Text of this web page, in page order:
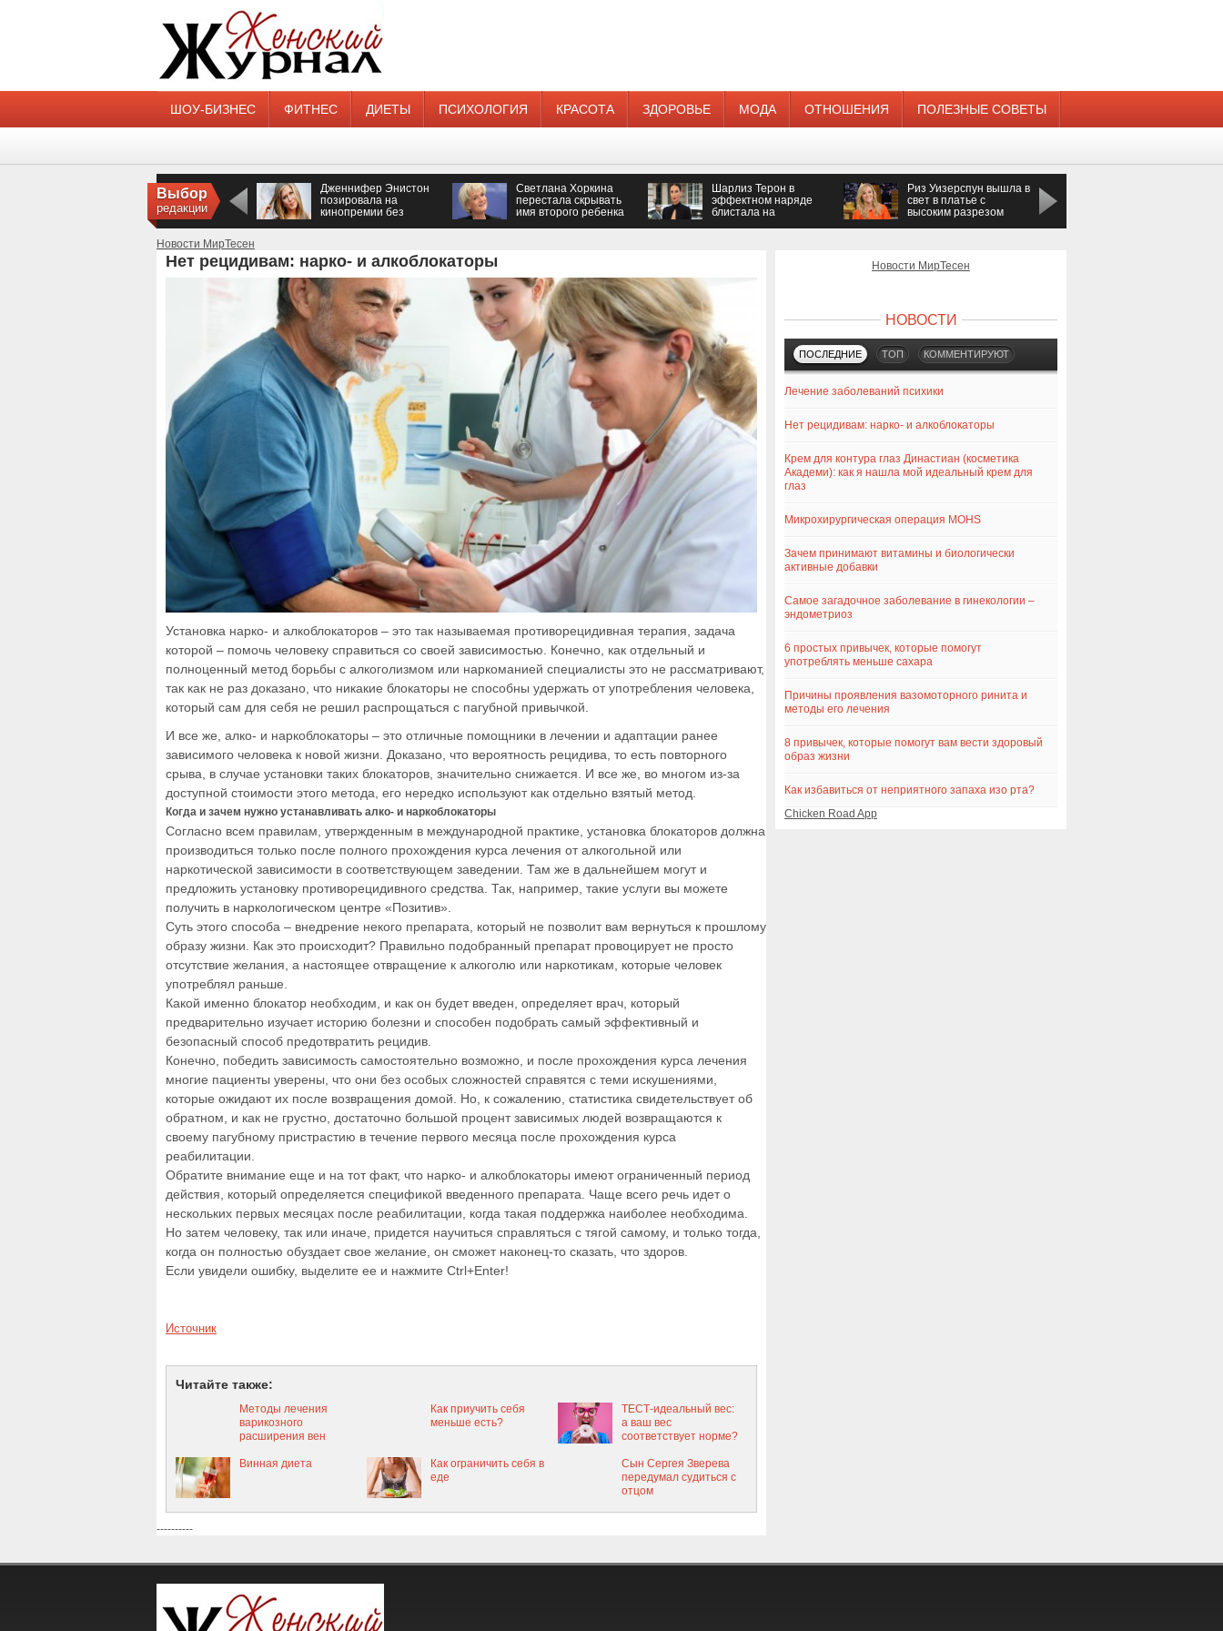
ШОУ-БИЗНЕС ФИТНЕС ДИЕТЫ ПСИХОЛОГИЯ КРАСОТА ЗДОРОВЬЕ МОДА ОТНОШЕНИЯ ПОЛЕЗНЫЕ СОВЕТЫ
Выбор
редакции
Дженнифер Энистон
позировала на
кинопремии без
Светлана Хоркина
перестала скрывать
имя второго ребенка
Шарлиз Терон в
эффектном наряде
блистала на
Риз Уизерспун вышла в
свет в платье с
высоким разрезом
Новости МирТесен
Нет рецидивам: нарко- и алкоблокаторы
Установка нарко- и алкоблокаторов – это так называемая противорецидивная терапия, задача
которой – помочь человеку справиться со своей зависимостью. Конечно, как отдельный и
полноценный метод борьбы с алкоголизмом или наркоманией специалисты это не рассматривают,
так как не раз доказано, что никакие блокаторы не способны удержать от употребления человека,
который сам для себя не решил распрощаться с пагубной привычкой.
И все же, алко- и наркоблокаторы – это отличные помощники в лечении и адаптации ранее
зависимого человека к новой жизни. Доказано, что вероятность рецидива, то есть повторного
срыва, в случае установки таких блокаторов, значительно снижается. И все же, во многом из-за
доступной стоимости этого метода, его нередко используют как отдельно взятый метод.
Когда и зачем нужно устанавливать алко- и наркоблокаторы
Согласно всем правилам, утвержденным в международной практике, установка блокаторов должна
производиться только после полного прохождения курса лечения от алкогольной или
наркотической зависимости в соответствующем заведении. Там же в дальнейшем могут и
предложить установку противорецидивного средства. Так, например, такие услуги вы можете
получить в наркологическом центре «Позитив».
Суть этого способа – внедрение некого препарата, который не позволит вам вернуться к прошлому
образу жизни. Как это происходит? Правильно подобранный препарат провоцирует не просто
отсутствие желания, а настоящее отвращение к алкоголю или наркотикам, которые человек
употреблял раньше.
Какой именно блокатор необходим, и как он будет введен, определяет врач, который
предварительно изучает историю болезни и способен подобрать самый эффективный и
безопасный способ предотвратить рецидив.
Конечно, победить зависимость самостоятельно возможно, и после прохождения курса лечения
многие пациенты уверены, что они без особых сложностей справятся с теми искушениями,
которые ожидают их после возвращения домой. Но, к сожалению, статистика свидетельствует об
обратном, и как не грустно, достаточно большой процент зависимых людей возвращаются к
своему пагубному пристрастию в течение первого месяца после прохождения курса
реабилитации.
Обратите внимание еще и на тот факт, что нарко- и алкоблокаторы имеют ограниченный период
действия, который определяется спецификой введенного препарата. Чаще всего речь идет о
нескольких первых месяцах после реабилитации, когда такая поддержка наиболее необходима.
Но затем человеку, так или иначе, придется научиться справляться с тягой самому, и только тогда,
когда он полностью обуздает свое желание, он сможет наконец-то сказать, что здоров.
Если увидели ошибку, выделите ее и нажмите Ctrl+Enter!
Источник
Читайте также:
Методы лечения
варикозного
расширения вен
Как приучить себя
меньше есть?
ТЕСТ-идеальный вес:
а ваш вес
соответствует норме?
Винная диета
Как ограничить себя в
еде
Сын Сергея Зверева
передумал судиться с
отцом
----------
Новости МирТесен
НОВОСТИ
ПОСЛЕДНИЕ ТОП КОММЕНТИРУЮТ
Лечение заболеваний психики
Нет рецидивам: нарко- и алкоблокаторы
Крем для контура глаз Династиан (косметика
Академи): как я нашла мой идеальный крем для
глаз
Микрохирургическая операция MOHS
Зачем принимают витамины и биологически
активные добавки
Самое загадочное заболевание в гинекологии –
эндометриоз
6 простых привычек, которые помогут
употреблять меньше сахара
Причины проявления вазомоторного ринита и
методы его лечения
8 привычек, которые помогут вам вести здоровый
образ жизни
Как избавиться от неприятного запаха изо рта?
Chicken Road App